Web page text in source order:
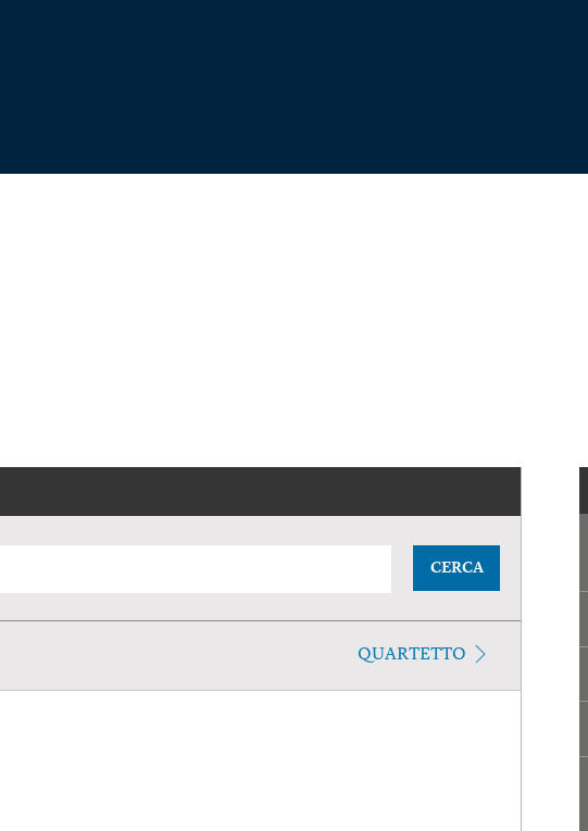
CERCA
QUARTETTO